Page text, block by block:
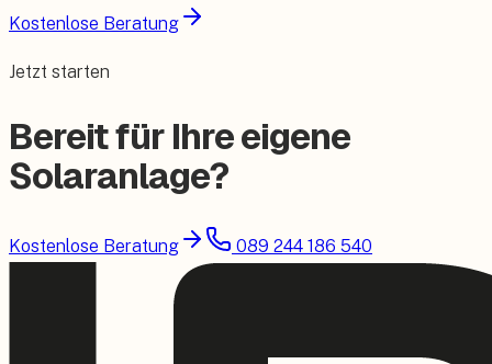
Kostenlose Beratung
Jetzt starten
Bereit für Ihre eigene
Solaranlage?
Kostenlose Beratung 089 244 186 540